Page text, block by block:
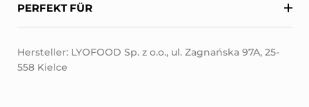
PERFEKT FÜR
Hersteller: LYOFOOD Sp. z o.o., ul. Zagnańska 97A, 25-
558 Kielce